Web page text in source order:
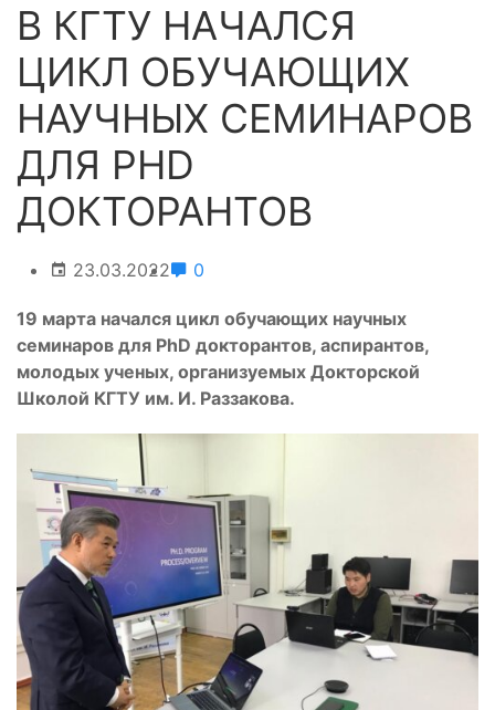
В КГТУ НАЧАЛСЯ
ЦИКЛ ОБУЧАЮЩИХ
НАУЧНЫХ СЕМИНАРОВ
ДЛЯ PHD
ДОКТОРАНТОВ
23.03.2022 0
19 марта начался цикл обучающих научных
семинаров для PhD докторантов, аспирантов,
молодых ученых, организуемых Докторской
Школой КГТУ им. И. Раззакова.